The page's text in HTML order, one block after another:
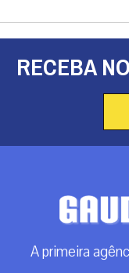
RECEBA
A primeira